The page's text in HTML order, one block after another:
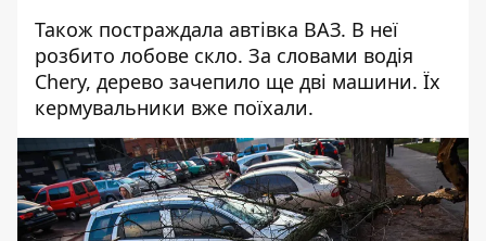
Також постраждала автівка ВАЗ. В неї
розбито лобове скло. За словами водія
Chery, дерево зачепило ще дві машини. Їх
кермувальники вже поїхали.